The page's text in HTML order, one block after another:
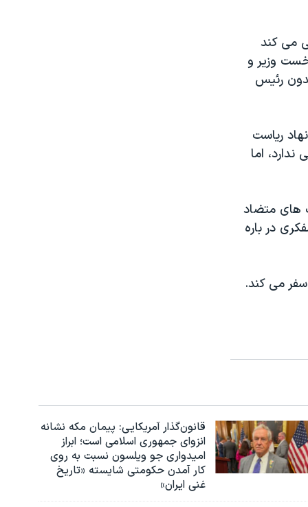
می کند
وزیر و
رئیس
ریاست
اما
های متضاد
در باره
گذشته به لبنان سفر می کند.
قانون‌گذار آمریکایی: پیمان مکه نشانه
انزوای جمهوری اسلامی است؛ ابراز
امیدواری جو ویلسون نسبت به روی
کار آمدن حکومتی شایسته «تاریخ
غنی ایران»